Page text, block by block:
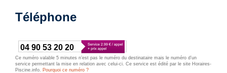
Téléphone
04 90 53 20 20
Ce numéro valable 5 minutes n’est pas le numéro du destinataire mais le numéro d’un
service permettant la mise en relation avec celui-ci. Ce service est édité par le site Horaires-
Piscine.info. Pourquoi ce numéro ?